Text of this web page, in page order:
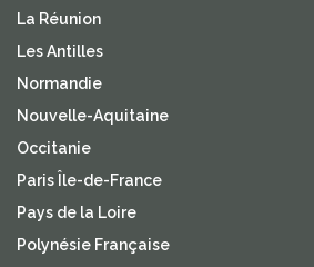
La Réunion
Les Antilles
Normandie
Nouvelle-Aquitaine
Occitanie
Paris Île-de-France
Pays de la Loire
Polynésie Française